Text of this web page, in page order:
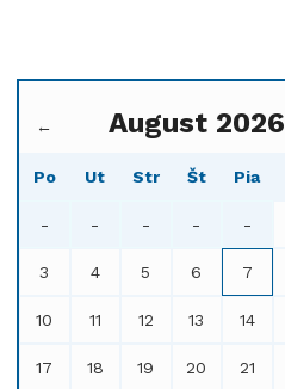
← August 2026
Po Ut Str Št Pia
- - - - -
3 4 5 6 7
10 11 12 13 14
17 18 19 20 21